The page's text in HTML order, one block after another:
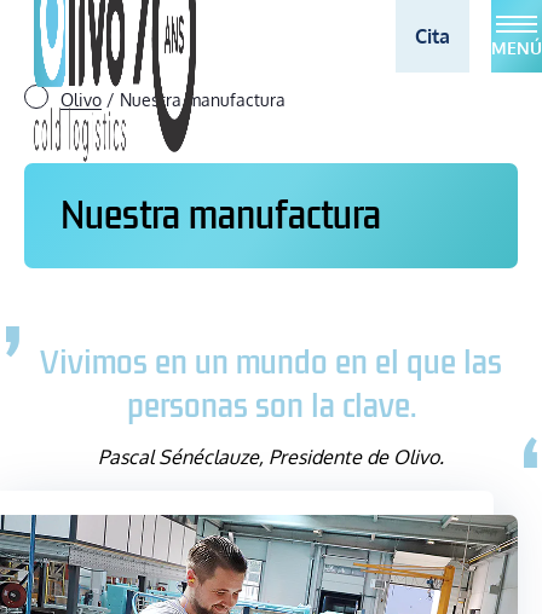
Cita MENÚ
Olivo / Nuestra manufactura
Nuestra manufactura
Vivimos en un mundo en el que las
personas son la clave.
Pascal Sénéclauze, Presidente de Olivo.